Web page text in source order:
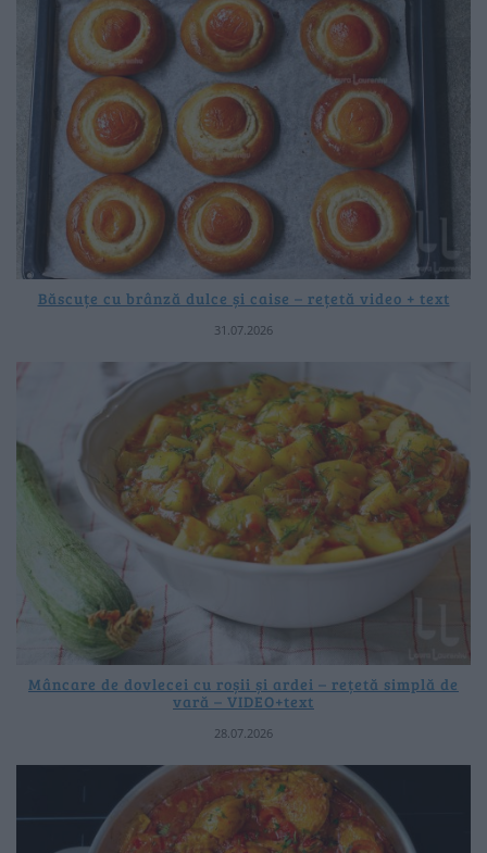
Băscuțe cu brânză dulce și caise – rețetă video + text
31.07.2026
Mâncare de dovlecei cu roșii și ardei – rețetă simplă de
vară – VIDEO+text
28.07.2026